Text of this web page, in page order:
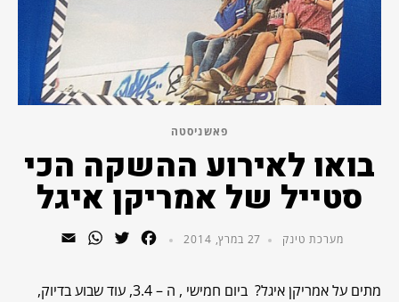
פאשניסטה
בואו לאירוע ההשקה הכי
סטייל של אמריקן איגל
מערכת טינק 27 במרץ, 2014 Facebook
Twitter
WhatsApp
מתים על אמריקן איגל? ביום חמישי , ה – 3.4, עוד שבוע בדיוק,